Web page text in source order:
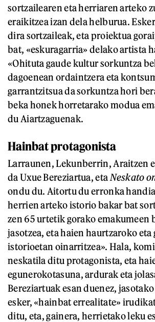
sortzailearen eta herriaren arteko
eraikitzea izan dela helburua.
dira sortzaileak, eta proiektua
bat, «eskuragarria» delako artista
«Ohituta gaude kultur sorkuntza
dagoenean ordaintzera eta
garrantzitsua da sorkuntza hori
beka honek horretarako modua
du Aiartzaguenak.
Hainbat protagonista
Larraunen, Lekunberrin, Araitzen
da Uxue Bereziartua, eta Neskato
ondu du. Aitortu du erronka
herrien arteko istorio bakar bat
zen 65 urtetik gorako emakumeen
jasotzea, eta haien haurtzaroko eta
istorioetan oinarritzea». Hala,
neskatila ditu protagonista, eta
egunerokotasuna, ardurak eta
Bereziartuak esan duenez,
esker, «hainbat errealitate»
ditu, eta, gainera, herrietako leku